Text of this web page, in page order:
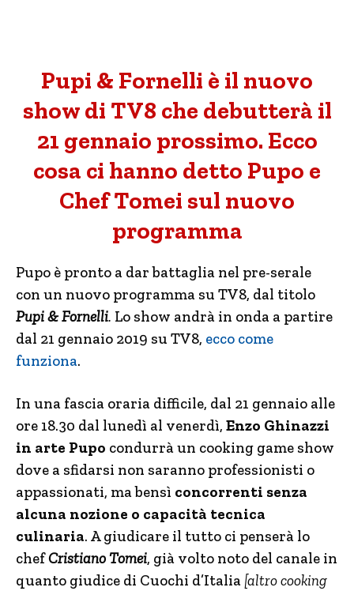
Pupi & Fornelli è il nuovo
show di TV8 che debutterà il
21 gennaio prossimo. Ecco
cosa ci hanno detto Pupo e
Chef Tomei sul nuovo
programma
Pupo è pronto a dar battaglia nel pre-serale
con un nuovo programma su TV8, dal titolo
Pupi & Fornelli. Lo show andrà in onda a partire
dal 21 gennaio 2019 su TV8, ecco come
funziona.
In una fascia oraria difficile, dal 21 gennaio alle
ore 18.30 dal lunedì al venerdì, Enzo Ghinazzi
in arte Pupo condurrà un cooking game show
dove a sfidarsi non saranno professionisti o
appassionati, ma bensì concorrenti senza
alcuna nozione o capacità tecnica
culinaria. A giudicare il tutto ci penserà lo
chefCristiano Tomei, già volto noto del canale in
quanto giudice di Cuochi d’Italia [altro cooking